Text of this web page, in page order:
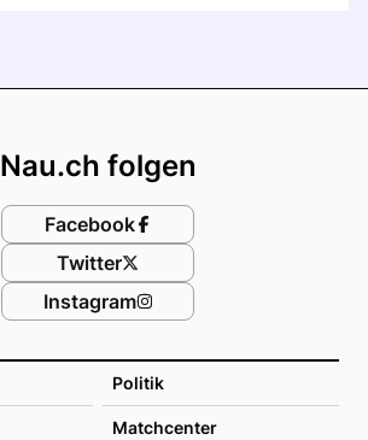
Politik
Matchcenter
Nau.ch folgen
Facebook
Twitter
Instagram